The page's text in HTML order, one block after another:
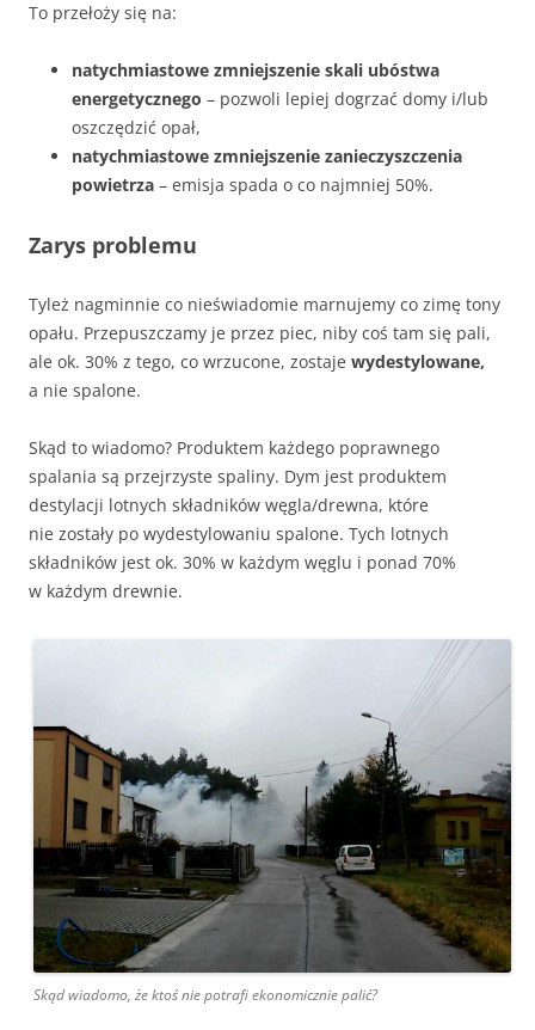
To przełoży się na:
natychmiastowe zmniejszenie skali ubóstwa
energetycznego – pozwoli lepiej dogrzać domy i/lub
oszczędzić opał,
natychmiastowe zmniejszenie zanieczyszczenia
powietrza – emisja spada o co najmniej 50%.
Zarys problemu
Tyleż nagminnie co nieświadomie marnujemy co zimę tony
opału. Przepuszczamy je przez piec, niby coś tam się pali,
ale ok. 30% z tego, co wrzucone, zostaje wydestylowane,
a nie spalone.
Skąd to wiadomo? Produktem każdego poprawnego
spalania są przejrzyste spaliny. Dym jest produktem
destylacji lotnych składników węgla/drewna, które
nie zostały po wydestylowaniu spalone. Tych lotnych
składników jest ok. 30% w każdym węglu i ponad 70%
w każdym drewnie.
Skąd wiadomo, że ktoś nie potrafi ekonomicznie palić?